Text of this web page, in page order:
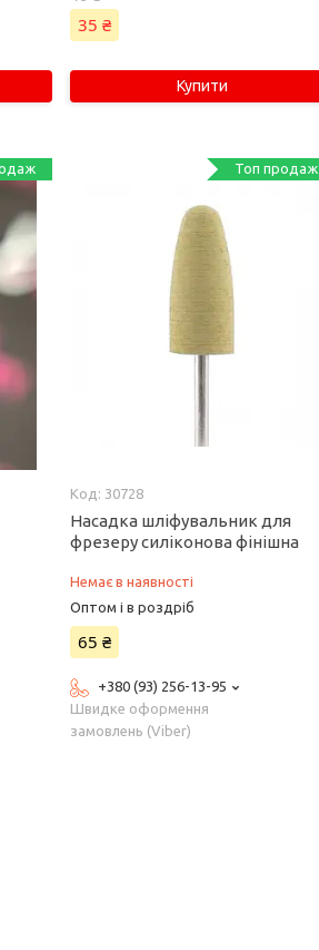
35 ₴
Купити
Топ продаж
30728
Насадка шліфувальник для
фрезеру силіконова фінішна
Немає в наявності
Оптом і в роздріб
65 ₴
+380 (93) 256-13-95
Швидке оформення
замовлень (Viber)